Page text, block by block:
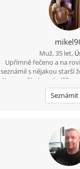
Muž, 35 let,
Upřímně řečeno a na
seznámil s nějakou starší
zájem o někoho mladšího
a mám i rodinu děti
Seznámit